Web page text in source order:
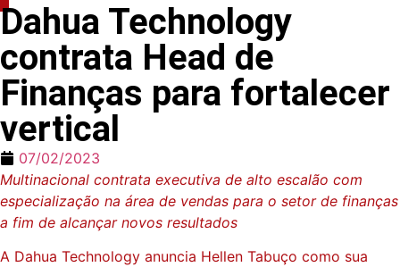
Dahua Technology
contrata Head de
Finanças para fortalecer
vertical
07/02/2023
Multinacional contrata executiva de alto escalão com
especialização na área de vendas para o setor de finanças
a fim de alcançar novos resultados
A Dahua Technology anuncia Hellen Tabuço como sua